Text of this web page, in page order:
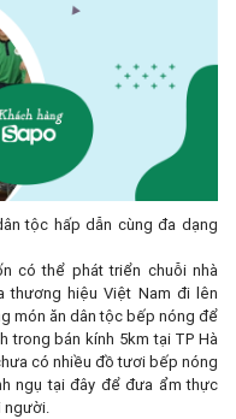
tộc hấp dẫn cùng đa dạng
có thể phát triển chuỗi nhà
hiệu Việt Nam đi lên
món ăn dân tộc bếp nóng để
trong bán kính 5km tại TP Hà
có nhiều đồ tươi bếp nóng
ngụ tại đây để đưa ẩm thực
người.